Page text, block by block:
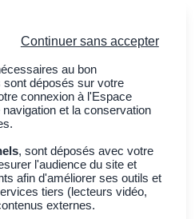
Vous êtes ?
Découvrir CITEO
Actualités
à CITEO
Continuer sans accepter
au bon
sont déposés sur votre
connexion à l'Espace
et la conservation
, sont déposés avec votre
l'audience du site et
afin d'améliorer ses outils et
tiers (lecteurs vidéo,
externes.